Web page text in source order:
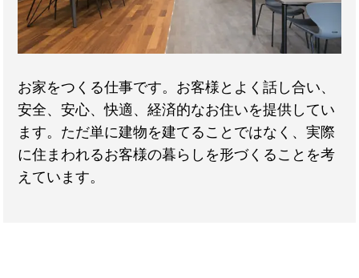
お家をつくる仕事です。お客様とよく話し合い、
安全、安心、快適、経済的なお住いを提供してい
ます。ただ単に建物を建てることではなく、実際
に住まわれるお客様の暮らしを形づくることを考
えています。